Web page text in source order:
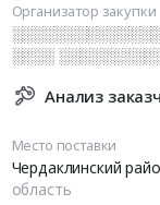
Организатор закупки
░░░░
Анализ
Место поставки
Чердаклинский
область